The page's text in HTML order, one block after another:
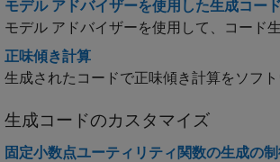
モデル アドバイザーを使用した生成コー
モデル アドバイザーを使用して、コード
正味傾き計算
生成されたコードで正味傾き計算をソフ
生成コードのカスタマイズ
固定小数点ユーティリティ関数の生成の